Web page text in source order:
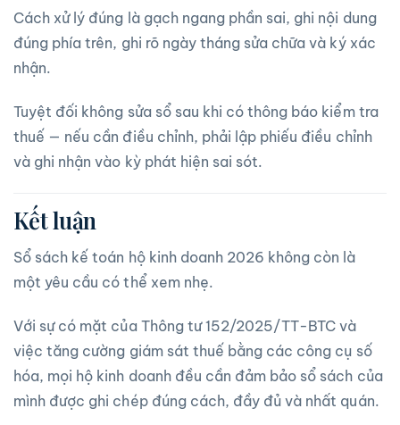
Cách xử lý đúng là gạch ngang phần sai, ghi nội dung
đúng phía trên, ghi rõ ngày tháng sửa chữa và ký xác
nhận.
Tuyệt đối không sửa sổ sau khi có thông báo kiểm tra
thuế — nếu cần điều chỉnh, phải lập phiếu điều chỉnh
và ghi nhận vào kỳ phát hiện sai sót.
Kết luận
Sổ sách kế toán hộ kinh doanh 2026 không còn là
một yêu cầu có thể xem nhẹ.
Với sự có mặt của Thông tư 152/2025/TT-BTC và
việc tăng cường giám sát thuế bằng các công cụ số
hóa, mọi hộ kinh doanh đều cần đảm bảo sổ sách của
mình được ghi chép đúng cách, đầy đủ và nhất quán.